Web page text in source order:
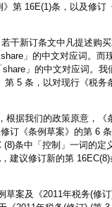
第 16E(1)条，以及修订
新订条文中凡提述购买
」的中文对应词。而
」的中文对应词。
第 5 条，以对现行《税
我们的政策原意，《
订《条例草案》的第 6
条中「控制」一词的定
建议修订新的第
及《2011年税务(修订)